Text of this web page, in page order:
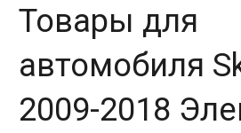
Товары для
автомобиля
2009-2018